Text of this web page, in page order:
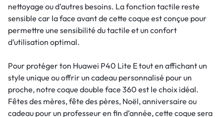
nettoyage ou d’autres besoins. La fonction tactile reste
sensible car la face avant de cette coque est conçue pour
permettre une sensibilité du tactile et un confort
d’utilisation optimal.
Pour protéger ton Huawei P40 Lite E tout en affichant un
style unique ou offrir un cadeau personnalisé pour un
proche, notre coque double face 360 est le choix idéal.
Fêtes des mères, fête des pères, Noël, anniversaire ou
cadeau pour un professeur en fin d’année, cette coque sera